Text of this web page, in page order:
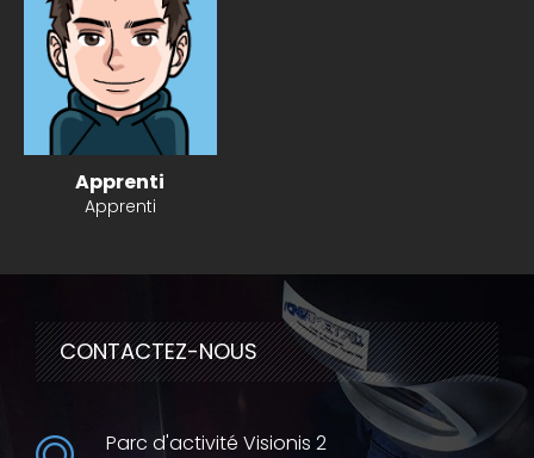
Apprenti
Apprenti
CONTACTEZ-NOUS
Parc d'activité Visionis 2